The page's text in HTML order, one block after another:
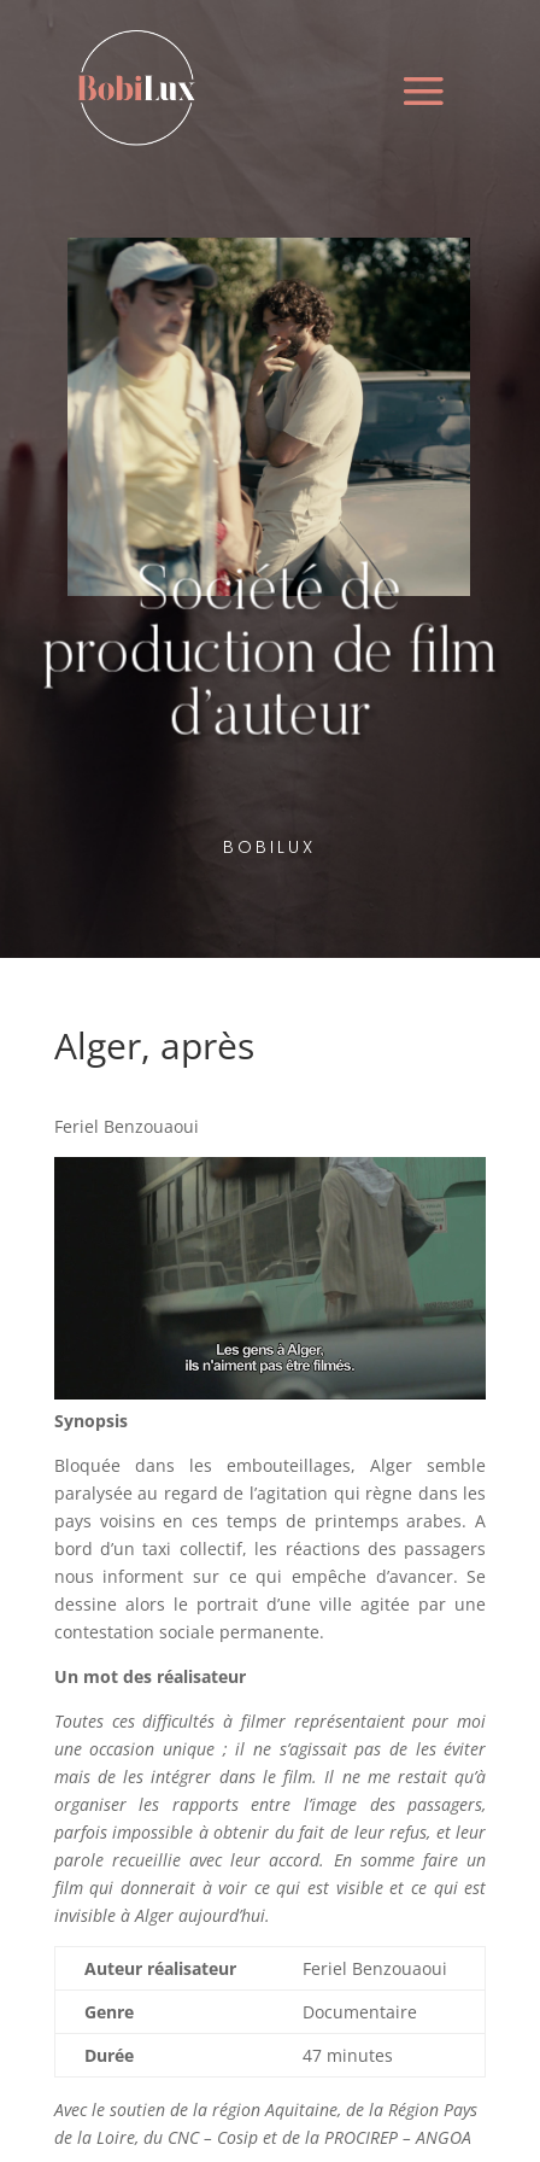
Société de
production de film
d’auteur
BOBILUX
Alger, après
Feriel Benzouaoui
Synopsis
Bloquée dans les embouteillages, Alger semble
paralysée au regard de l’agitation qui règne dans les
pays voisins en ces temps de printemps arabes. A
bord d’un taxi collectif, les réactions des passagers
nous informent sur ce qui empêche d’avancer. Se
dessine alors le portrait d’une ville agitée par une
contestation sociale permanente.
Un mot des réalisateur
Toutes ces difficultés à filmer représentaient pour moi
une occasion unique ; il ne s’agissait pas de les éviter
mais de les intégrer dans le film. Il ne me restait qu’à
organiser les rapports entre l’image des passagers,
parfois impossible à obtenir du fait de leur refus, et leur
parole recueillie avec leur accord. En somme faire un
film qui donnerait à voir ce qui est visible et ce qui est
invisible à Alger aujourd’hui.
Auteur réalisateur
Feriel Benzouaoui
Genre
Documentaire
Durée
47 minutes
Avec le soutien de la région Aquitaine, de la Région Pays
de la Loire, du CNC – Cosip et de la PROCIREP – ANGOA